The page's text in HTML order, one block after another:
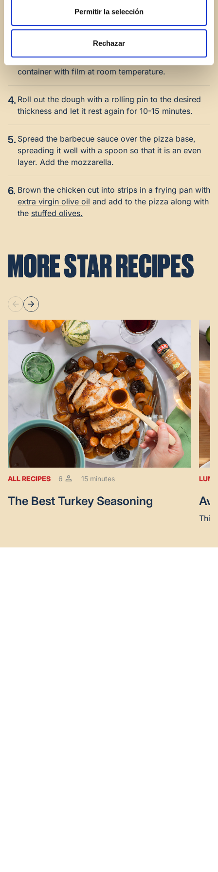
Permitir la selección
Rechazar
Sprinkle flour on the marble of the kitchen and start
stick.
3.Let the dough rest for an hour in a covered
container with film at room temperature.
4. Roll out the dough with a rolling pin to the desired
thickness and let it rest again for 10-15 minutes.
5. Spread the barbecue sauce over the pizza base,
spreading it well with a spoon so that it is an even
layer. Add the mozzarella.
6. Brown the chicken cut into strips in a frying pan with
extra virgin olive oil and add to the pizza along with
the stuffed olives.
MORE STAR RECIPES
ALL RECIPES 6 15 minutes
The Best Turkey Seasoning
This